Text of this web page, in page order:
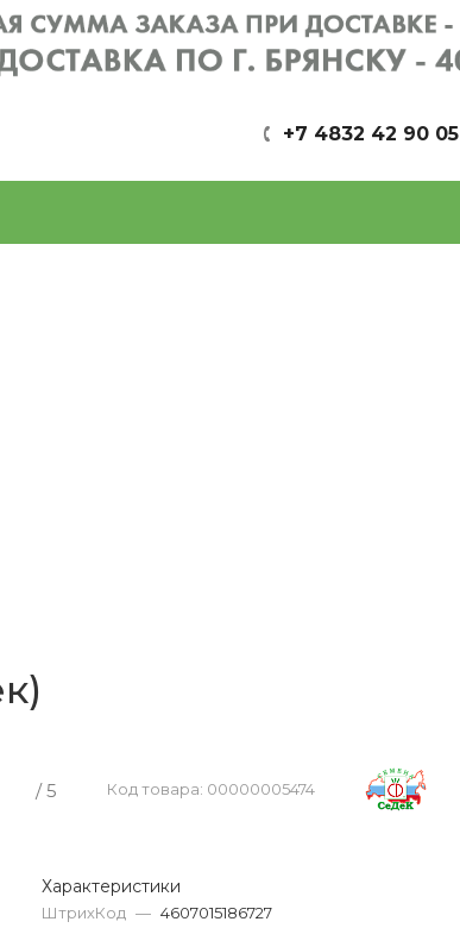
+7 4832 42 90 05
/ 5 Код товара: 00000005474
Характеристики
ШтрихКод — 4607015186727